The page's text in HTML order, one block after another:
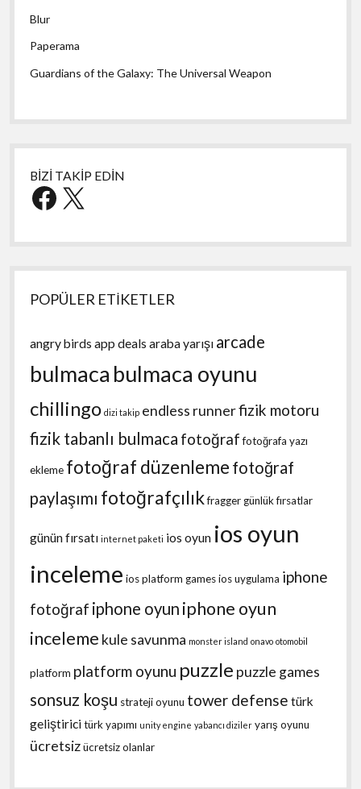
Blur
Paperama
Guardians of the Galaxy: The Universal Weapon
BİZİ TAKİP EDİN
Facebook
X
POPÜLER ETİKETLER
angry birds app deals araba yarışı arcade
bulmaca bulmaca oyunu
chillingo dizi takip endless runnerfizik motoru
fizik tabanlı bulmaca fotoğraf fotoğrafa yazı
ekleme fotoğraf düzenleme fotoğraf
paylaşımı fotoğrafçılıkfraggergünlük fırsatlar
günün fırsatı internet paketi ios oyun ios oyun
inceleme ios platform gamesios uygulama iphone
fotoğraf iphone oyun iphone oyun
inceleme kule savunma monster island onavo otomobil
platform platform oyunu puzzle puzzle games
sonsuz koşu strateji oyunu tower defense türk
geliştiricitürk yapımı unity engine yabancı diziler yarış oyunu
ücretsizücretsiz olanlar